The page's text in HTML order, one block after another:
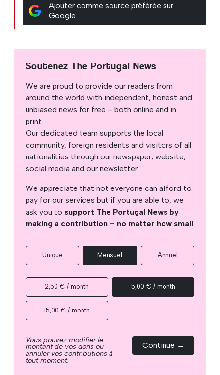
Ajouter comme source préférée sur
Google
Soutenez The Portugal News
We are proud to provide our readers from
around the world with independent, honest and
unbiased news for free – both online and in
print.
Our dedicated team supports the local
community, foreign residents and visitors of all
nationalities through our newspaper, website,
social media and our newsletter.
We appreciate that not everyone can afford to
pay for our services but if you are able to, we
ask you to support The Portugal News by
making a contribution – no matter how small.
Unique Mensuel Annuel
2,50 € / month 5,00 € / month
15,00 € / month
Vous pouvez modifier le
montant de vos dons ou
annuler vos contributions à
tout moment.
Continue →